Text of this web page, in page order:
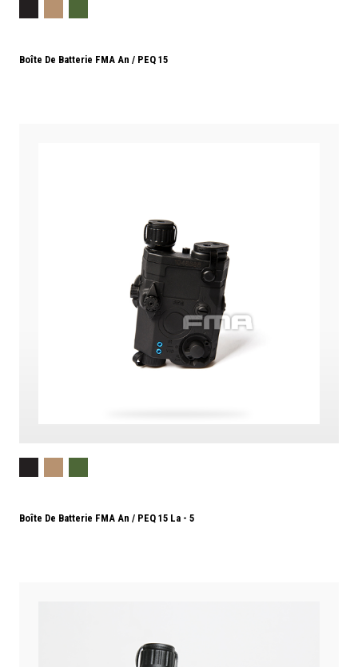
Boîte De Batterie FMA An / PEQ 15
Boîte De Batterie FMA An / PEQ 15 La - 5